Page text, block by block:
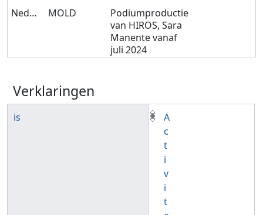
Nederlands
MOLD
Podiumproductie
van HIROS, Sara
Manente vanaf
juli 2024
Verklaringen
is
A
c
t
i
v
i
t